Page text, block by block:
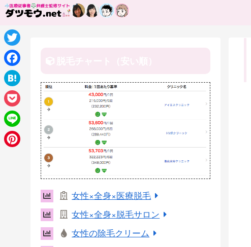
女性×全身×医療脱毛
女性×全身×脱毛サロン
女性の除毛クリーム
T
w
i
t
t
e
F
a
c
e
b
H
a
t
e
P
o
c
L